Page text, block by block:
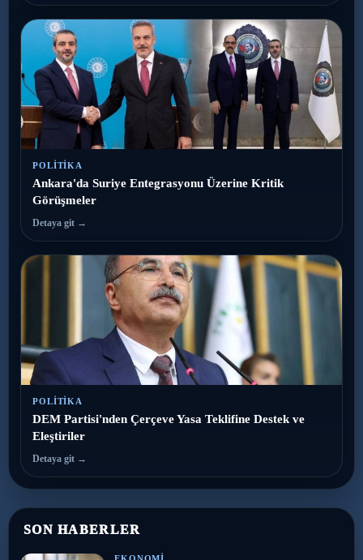
POLITIKA
Ankara'da Suriye Entegrasyonu Üzerine Kritik
Görüşmeler
Detaya git →
POLITIKA
DEM Partisi'nden Çerçeve Yasa Teklifine Destek ve
Eleştiriler
Detaya git →
SON HABERLER